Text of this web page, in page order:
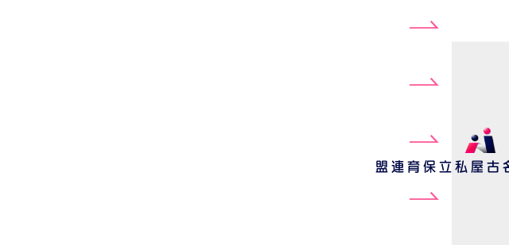
名古屋私立保育連盟